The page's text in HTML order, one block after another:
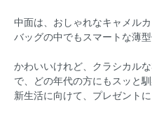
中面は、おしゃれなキャメルカ
バッグの中でもスマートな薄型
かわいいけれど、クラシカル
で、 どの年代の方にもスッと馴
新生活に向けて、プレゼント